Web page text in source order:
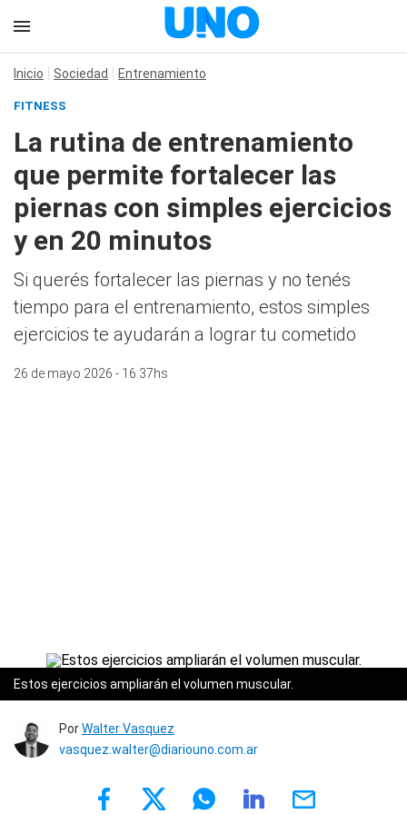
Inicio Sociedad Entrenamiento
FITNESS
La rutina de entrenamiento
que permite fortalecer las
piernas con simples ejercicios
y en 20 minutos
Si querés fortalecer las piernas y no tenés
tiempo para el entrenamiento, estos simples
ejercicios te ayudarán a lograr tu cometido
26 de mayo 2026 - 16:37hs
Estos ejercicios ampliarán el volumen muscular.
PorWalter Vasquez
vasquez.walter@diariouno.com.ar